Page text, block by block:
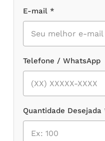
E-mail *
Telefone / WhatsApp
Quantidade Desejada